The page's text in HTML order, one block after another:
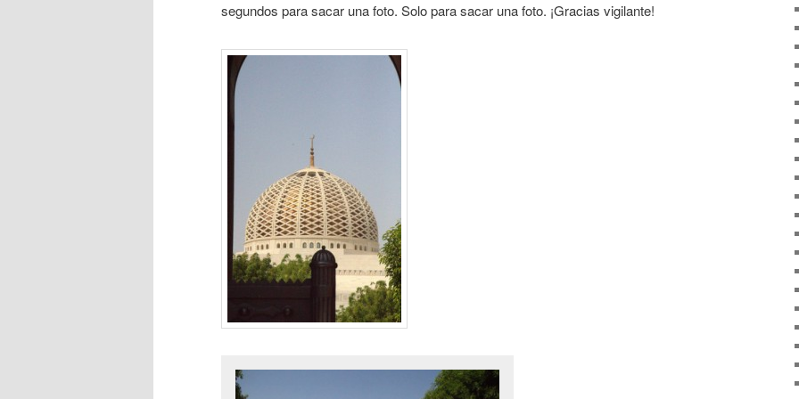
segundos para sacar una foto. Solo para sacar una foto. ¡Gracias vigilante!